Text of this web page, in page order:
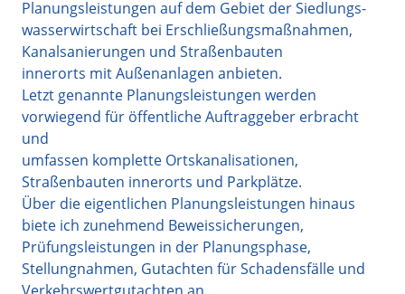
Planungsleistungen auf dem Gebiet der Siedlungs-
wasserwirtschaft bei Erschließungsmaßnahmen,
Kanalsanierungen und Straßenbauten
innerorts mit Außenanlagen anbieten.
Letzt genannte Planungsleistungen werden
vorwiegend für öffentliche Auftraggeber erbracht
und
umfassen komplette Ortskanalisationen,
Straßenbauten innerorts und Parkplätze.
Über die eigentlichen Planungsleistungen hinaus
biete ich zunehmend Beweissicherungen,
Prüfungsleistungen in der Planungsphase,
Stellungnahmen, Gutachten für Schadensfälle und